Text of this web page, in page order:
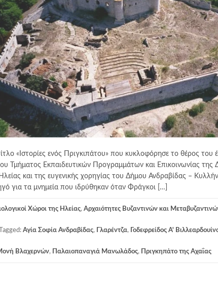
«Ιστορίες ενός Πριγκιπάτου» που κυκλοφόρησε το θέρος του
Τμήματος Εκπαιδευτικών Προγραμμάτων και Επικοινωνίας της
και της ευγενικής χορηγίας του Δήμου Ανδραβίδας –
για τα μνημεία που ιδρύθηκαν όταν Φράγκοι […]
Χώροι της Ηλείας, Αρχαιότητες Βυζαντινών και
Tagged: Αγία Σοφία Ανδραβίδας, Γλαρέντζα, Γοδεφρείδος Α'
Βλαχερνών, Παλαιοπαναγιά Μανωλάδος, Πριγκηπάτο της Αχαΐας